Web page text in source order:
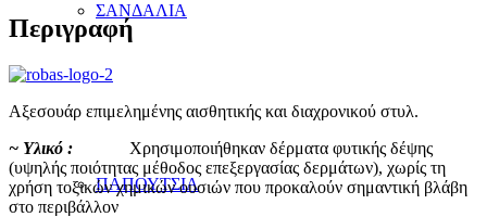
ΣΑΝΔΑΛΙΑ
ΠΑΠΟΥΤΣΙΑ
Περιγραφή
Αξεσουάρ επιμελημένης αισθητικής και διαχρονικού στυλ.
~ Υλικό :
Χρησιμοποιήθηκαν δέρματα φυτικής δέψης
(υψηλής ποιότητας μέθοδος επεξεργασίας δερμάτων), χωρίς τη
χρήση τοξικών χημικών ουσιών που προκαλούν σημαντική βλάβη
στο περιβάλλον